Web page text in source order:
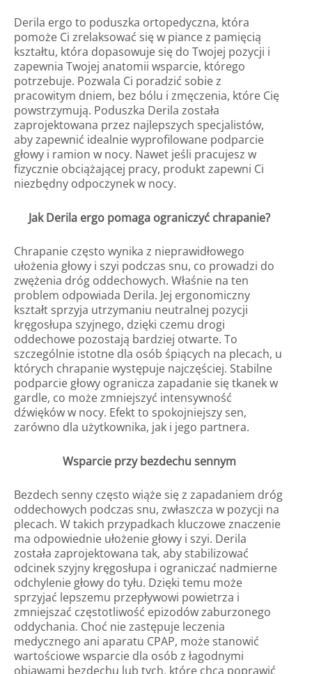
Derila ergo to poduszka ortopedyczna, która
pomoże Ci zrelaksować się w piance z pamięcią
kształtu, która dopasowuje się do Twojej pozycji i
zapewnia Twojej anatomii wsparcie, którego
potrzebuje. Pozwala Ci poradzić sobie z
pracowitym dniem, bez bólu i zmęczenia, które Cię
powstrzymują. Poduszka Derila została
zaprojektowana przez najlepszych specjalistów,
aby zapewnić idealnie wyprofilowane podparcie
głowy i ramion w nocy. Nawet jeśli pracujesz w
fizycznie obciążającej pracy, produkt zapewni Ci
niezbędny odpoczynek w nocy.
Jak Derila ergo pomaga ograniczyć chrapanie?
Chrapanie często wynika z nieprawidłowego
ułożenia głowy i szyi podczas snu, co prowadzi do
zwężenia dróg oddechowych. Właśnie na ten
problem odpowiada Derila. Jej ergonomiczny
kształt sprzyja utrzymaniu neutralnej pozycji
kręgosłupa szyjnego, dzięki czemu drogi
oddechowe pozostają bardziej otwarte. To
szczególnie istotne dla osób śpiących na plecach, u
których chrapanie występuje najczęściej. Stabilne
podparcie głowy ogranicza zapadanie się tkanek w
gardle, co może zmniejszyć intensywność
dźwięków w nocy. Efekt to spokojniejszy sen,
zarówno dla użytkownika, jak i jego partnera.
Wsparcie przy bezdechu sennym
Bezdech senny często wiąże się z zapadaniem dróg
oddechowych podczas snu, zwłaszcza w pozycji na
plecach. W takich przypadkach kluczowe znaczenie
ma odpowiednie ułożenie głowy i szyi. Derila
została zaprojektowana tak, aby stabilizować
odcinek szyjny kręgosłupa i ograniczać nadmierne
odchylenie głowy do tyłu. Dzięki temu może
sprzyjać lepszemu przepływowi powietrza i
zmniejszać częstotliwość epizodów zaburzonego
oddychania. Choć nie zastępuje leczenia
medycznego ani aparatu CPAP, może stanowić
wartościowe wsparcie dla osób z łagodnymi
objawami bezdechu lub tych, które chcą poprawić